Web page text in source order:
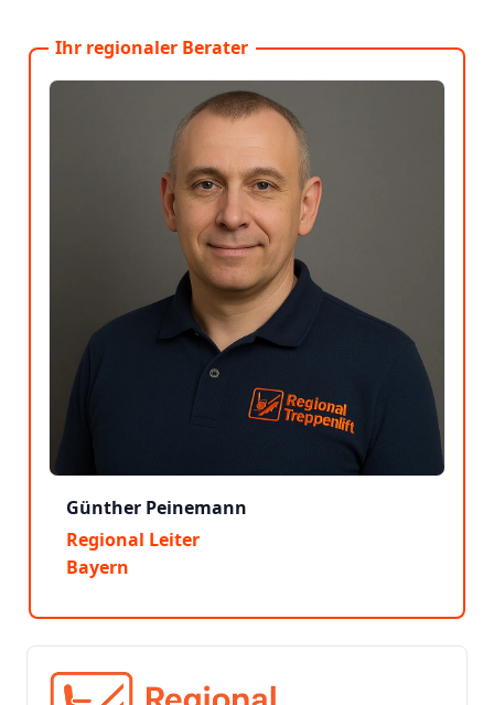
Ihr regionaler Berater
Günther Peinemann
Regional Leiter
Bayern